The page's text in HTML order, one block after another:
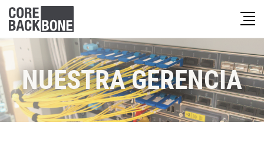
NUESTRA GERENCIA